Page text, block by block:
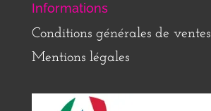
Informations
Conditions générales de ventes
Mentions légales